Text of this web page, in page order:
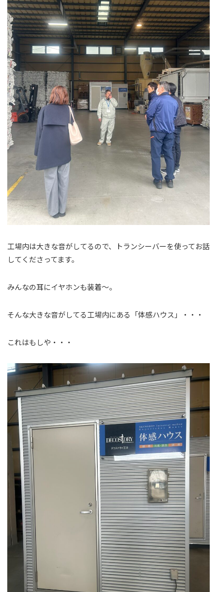
工場内は大きな音がしてるので、トランシーバーを使ってお話
してくださってます。
みんなの耳にイヤホンも装着～。
そんな大きな音がしてる工場内にある「体感ハウス」・・・
これはもしや・・・